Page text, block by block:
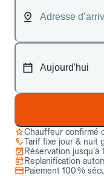
Chauffeur confirmé
Tarif fixe jour & nuit
Réservation jusqu’à
Replanification
Paiement 100 %